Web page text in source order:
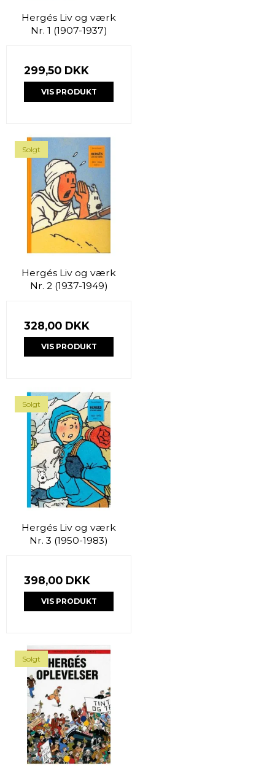
Hergés Liv og værk
Nr. 1 (1907-1937)
299,50 DKK
VIS PRODUKT
Solgt
Hergés Liv og værk
Nr. 2 (1937-1949)
328,00 DKK
VIS PRODUKT
Solgt
Hergés Liv og værk
Nr. 3 (1950-1983)
398,00 DKK
VIS PRODUKT
Solgt